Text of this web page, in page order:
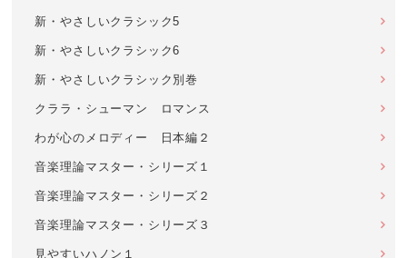
新・やさしいクラシック5
新・やさしいクラシック6
新・やさしいクラシック別巻
クララ・シューマン ロマンス
わが心のメロディー 日本編２
音楽理論マスター・シリーズ１
音楽理論マスター・シリーズ２
音楽理論マスター・シリーズ３
見やすいハノン１